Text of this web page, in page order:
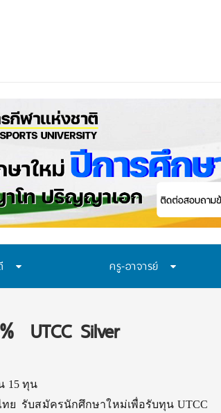
รงเรียนไทยควรมี ก่อนปัญหาของเด็กจะเดินไปถึงจุดที่แก้ย
ครู-อาจารย์
UTCC Silver
15 ทุน
ย รับสมัครนักศึกษาใหม่เพื่อรับทุน UTCC